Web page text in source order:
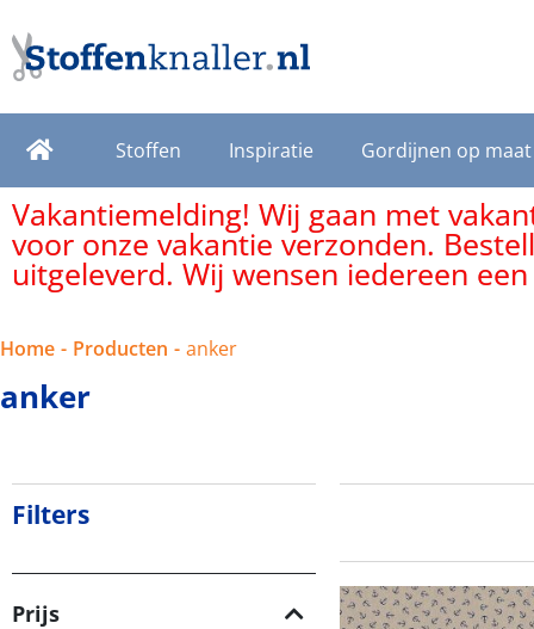
Stoffen Inspiratie Gordijnen op maat
Vakantiemelding! Wij gaan met
voor onze vakantie verzonden.
uitgeleverd. Wij wensen iedereen
Home - Producten - anker
anker
Filters
Prijs